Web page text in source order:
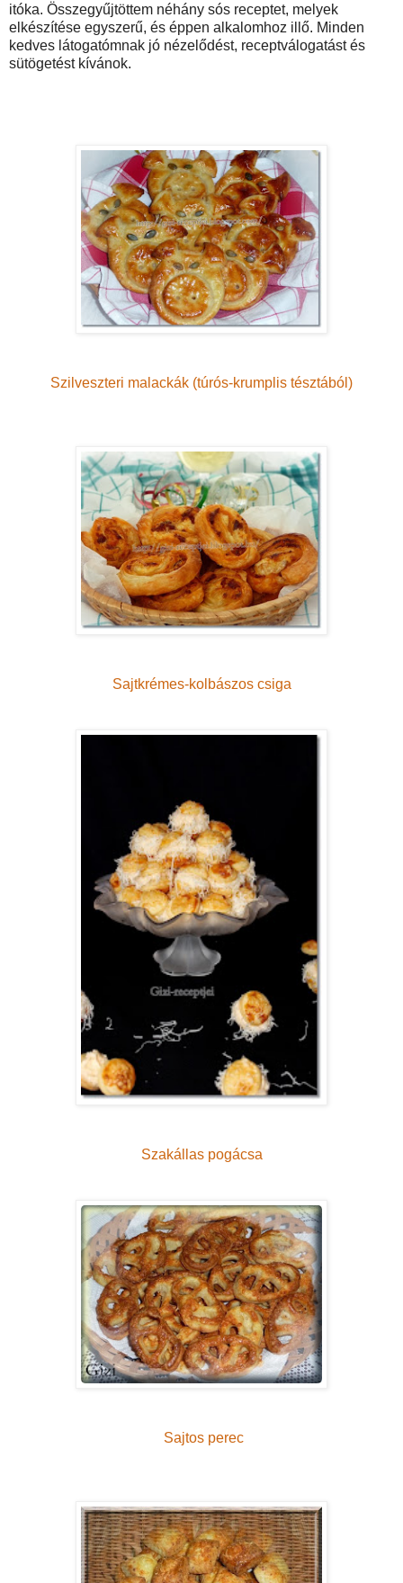
itóka. Összegyűjtöttem néhány sós receptet, melyek
elkészítése egyszerű, és éppen alkalomhoz illő. Minden
kedves látogatómnak jó nézelődést, receptválogatást és
sütögetést kívánok.
Szilveszteri malackák (túrós-krumplis tésztából)
Sajtkrémes-kolbászos csiga
Szakállas pogácsa
Sajtos perec